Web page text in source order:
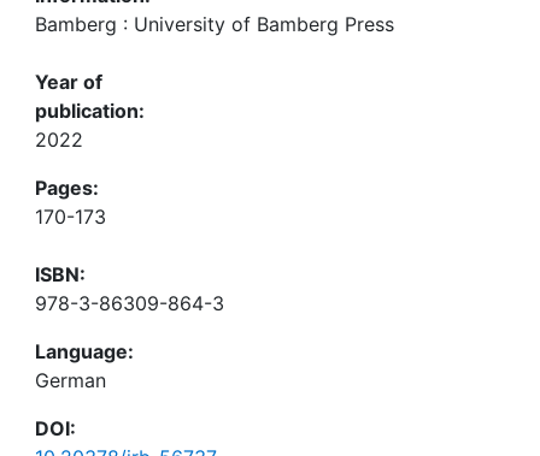
Bamberg : University of Bamberg Press
Year of
publication:
2022
Pages:
170-173
ISBN:
978-3-86309-864-3
Language:
German
DOI: